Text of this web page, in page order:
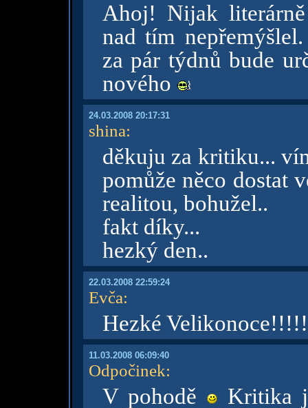
Ahoj! Nijak
nad tím
za pár týdnů bude
nového
24.03.2008 20:17:31
shina:
děkuju za kritiku...
pomůže něco dostat
realitou, bohužel..
fakt díky...
hezký den..
22.03.2008 22:59:24
Evča:
Hezké Velikonoce!!!!!
11.03.2008 06:09:40
Odpočinek:
V pohodě
Kritika